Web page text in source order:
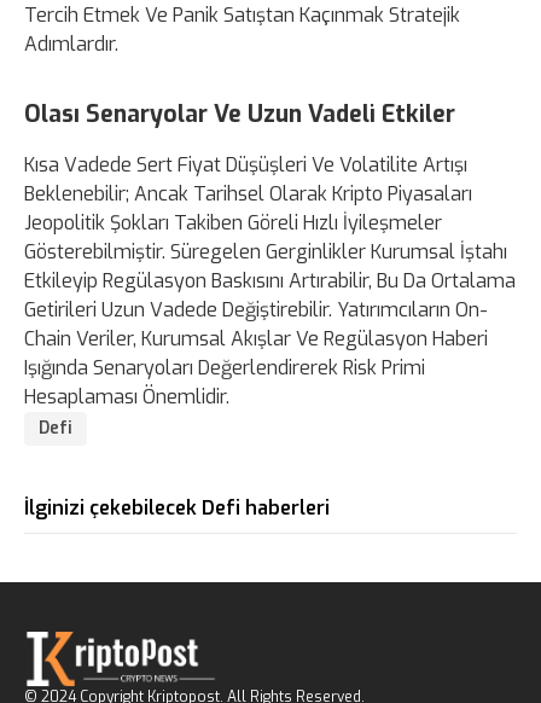
Tercih Etmek Ve Panik Satıştan Kaçınmak Stratejik
Adımlardır.
Olası Senaryolar Ve Uzun Vadeli Etkiler
Kısa Vadede Sert Fiyat Düşüşleri Ve Volatilite Artışı
Beklenebilir; Ancak Tarihsel Olarak Kripto Piyasaları
Jeopolitik Şokları Takiben Göreli Hızlı İyileşmeler
Gösterebilmiştir. Süregelen Gerginlikler Kurumsal İştahı
Etkileyip Regülasyon Baskısını Artırabilir, Bu Da Ortalama
Getirileri Uzun Vadede Değiştirebilir. Yatırımcıların On-
Chain Veriler, Kurumsal Akışlar Ve Regülasyon Haberi
Işığında Senaryoları Değerlendirerek Risk Primi
Hesaplaması Önemlidir.
Defi
İlginizi çekebilecek Defi haberleri
© 2024 Copyright Kriptopost. All Rights Reserved.